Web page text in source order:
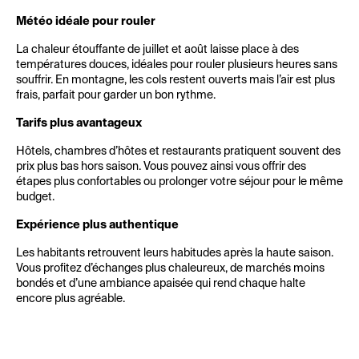
Météo idéale pour rouler
La chaleur étouffante de juillet et août laisse place à des
températures douces, idéales pour rouler plusieurs heures sans
souffrir. En montagne, les cols restent ouverts mais l’air est plus
frais, parfait pour garder un bon rythme.
Tarifs plus avantageux
Hôtels, chambres d’hôtes et restaurants pratiquent souvent des
prix plus bas hors saison. Vous pouvez ainsi vous offrir des
étapes plus confortables ou prolonger votre séjour pour le même
budget.
Expérience plus authentique
Les habitants retrouvent leurs habitudes après la haute saison.
Vous profitez d’échanges plus chaleureux, de marchés moins
bondés et d’une ambiance apaisée qui rend chaque halte
encore plus agréable.